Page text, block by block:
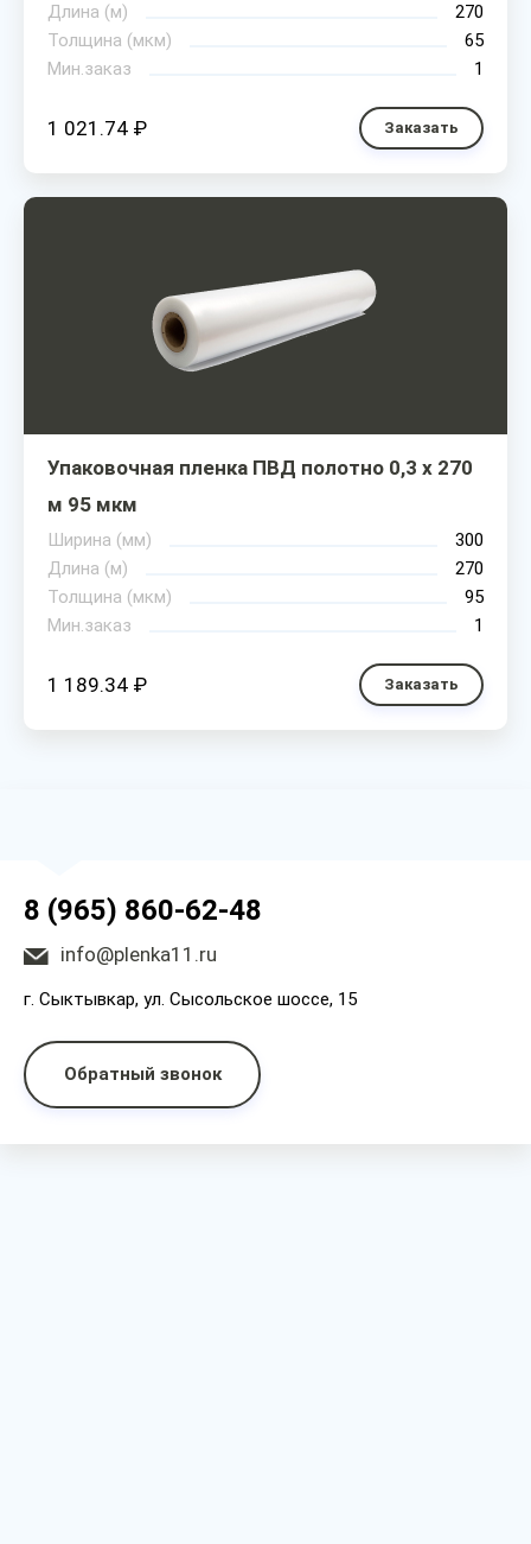
Длина (м)
270
Толщина (мкм)
65
Мин.заказ
1
1 021.74 ₽ Заказать
Упаковочная пленка ПВД полотно 0,3 х 270
м 95 мкм
Ширина (мм)
300
Длина (м)
270
Толщина (мкм)
95
Мин.заказ
1
1 189.34 ₽ Заказать
8 (965) 860-62-48
info@plenka11.ru
г. Сыктывкар, ул. Сысольское шоссе, 15
Обратный звонок